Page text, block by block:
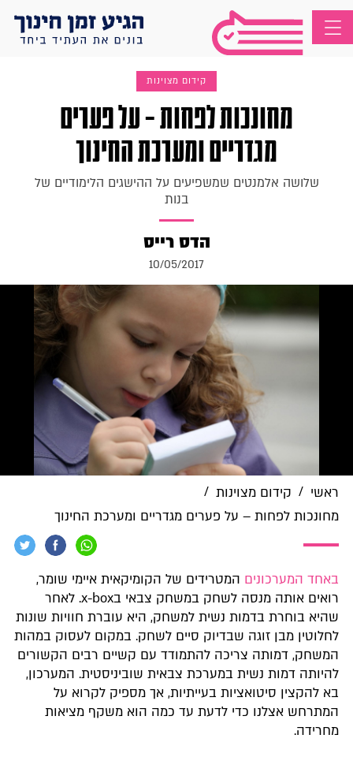
קידום מצוינות
מחונכות לפחות – על פערים
מגדריים ומערכת החינוך
שלושה אלמנטים שמשפיעים על ההישגים הלימודיים של
בנות
הדס רייס
10/05/2017
ראשי / קידום מצוינות /
מחונכות לפחות – על פערים מגדריים ומערכת החינוך
באחד המערכונים המטרידים של הקומיקאית איימי שומר,
רואים אותה מנסה לשחק במשחק צבאי בx-box. לאחר
שהיא בוחרת בדמות נשית למשחק, היא עוברת חוויות שונות
לחלוטין מבן זוגה שבדיוק סיים לשחק. במקום לעסוק במהות
המשחק, דמותה צריכה להתמודד עם קשיים רבים הקשורים
להיותה דמות נשית במערכת צבאית שוביניסטית. המערכון,
בא להקצין סיטואציות בעייתיות, אך מספיק לקרוא על
המתרחש אצלנו כדי לדעת עד כמה הוא משקף מציאות
מחרידה.